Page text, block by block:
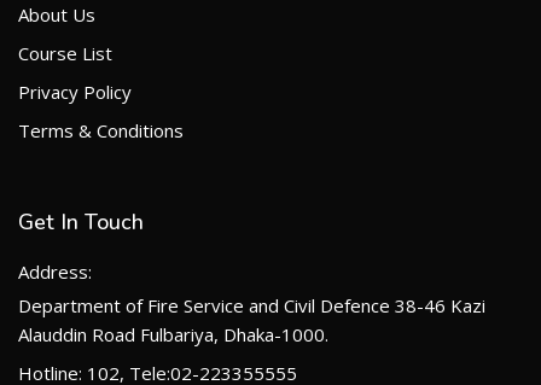
About Us
Course List
Privacy Policy
Terms & Conditions
Get In Touch
Address:
Department of Fire Service and Civil Defence 38-46 Kazi
Alauddin Road Fulbariya, Dhaka-1000.
Hotline: 102, Tele:02-223355555